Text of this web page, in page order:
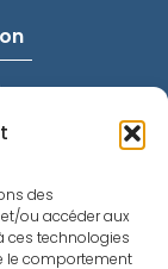
des
ou accéder aux
ces technologies
le comportement